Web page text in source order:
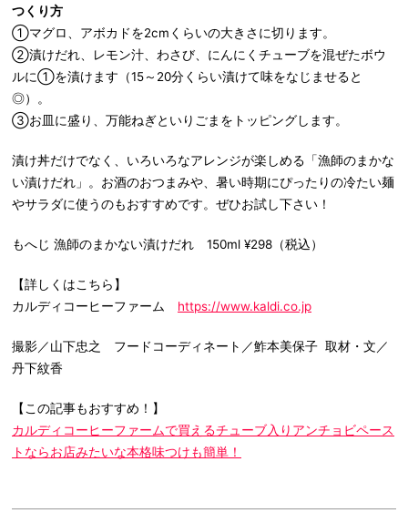
つくり方
①マグロ、アボカドを2cmくらいの大きさに切ります。
②漬けだれ、レモン汁、わさび、にんにくチューブを混ぜたボウ
ルに①を漬けます（15～20分くらい漬けて味をなじませると
◎）。
③お皿に盛り、万能ねぎといりごまをトッピングします。
漬け丼だけでなく、いろいろなアレンジが楽しめる「漁師のまかな
い漬けだれ」。お酒のおつまみや、暑い時期にぴったりの冷たい麺
やサラダに使うのもおすすめです。ぜひお試し下さい！
もへじ 漁師のまかない漬けだれ 150ml ¥298（税込）
【詳しくはこちら】
カルディコーヒーファーム https://www.kaldi.co.jp
撮影／山下忠之 フードコーディネート／鮓本美保子 取材・文／
丹下紋香
【この記事もおすすめ！】
カルディコーヒーファームで買えるチューブ入りアンチョビペース
トならお店みたいな本格味つけも簡単！